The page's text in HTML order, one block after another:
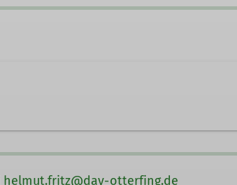
helmut.fritz@dav-otterfing.de